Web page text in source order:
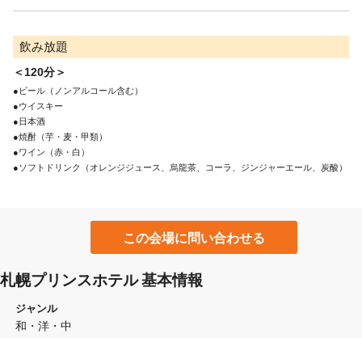
飲み放題
＜120分＞
●ビール（ノンアルコール含む）
●ウイスキー
●日本酒
●焼酎（芋・麦・甲類）
●ワイン（赤・白）
●ソフトドリンク（オレンジジュース、烏龍茶、コーラ、ジンジャーエール、炭酸）
この会場に問い合わせる
札幌プリンスホテル 基本情報
ジャンル
和・洋・中